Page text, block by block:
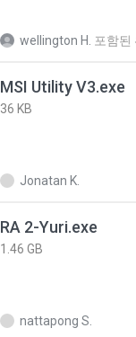
wellington H. 포함된
MSI Utility V3.exe
36 KB
Jonatan K.
RA 2-Yuri.exe
1.46 GB
nattapong S.